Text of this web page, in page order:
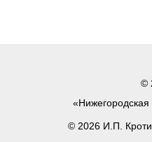
©
© 2026 И.П.